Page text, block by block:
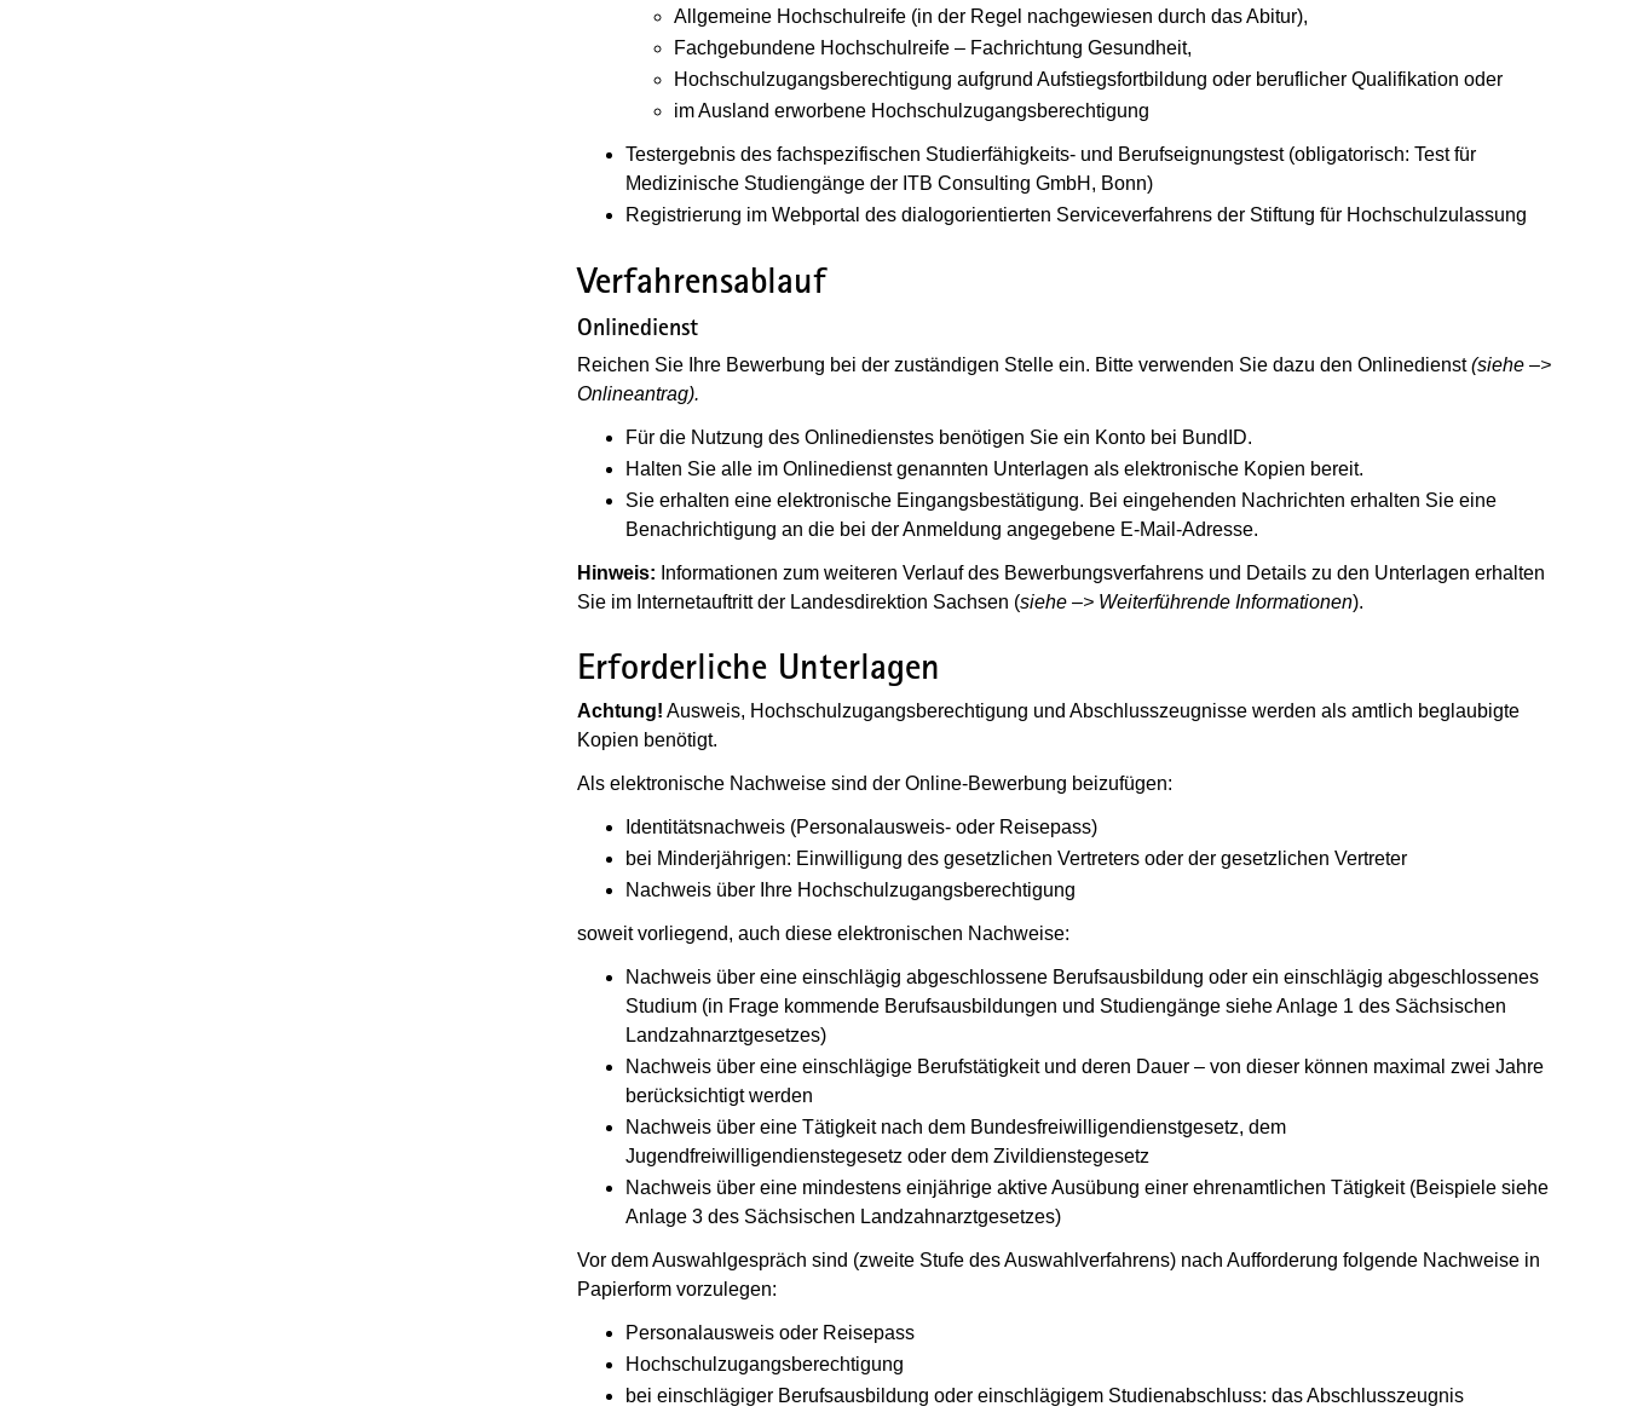
Allgemeine Hochschulreife (in der Regel nachgewiesen durch das Abitur),
Fachgebundene Hochschulreife – Fachrichtung Gesundheit,
Hochschulzugangsberechtigung aufgrund Aufstiegsfortbildung oder beruflicher Qualifikation oder
im Ausland erworbene Hochschulzugangsberechtigung
Testergebnis des fachspezifischen Studierfähigkeits- und Berufseignungstest (obligatorisch: Test für
Medizinische Studiengänge der ITB Consulting GmbH, Bonn)
Registrierung im Webportal des dialogorientierten Serviceverfahrens der Stiftung für Hochschulzulassung
Verfahrensablauf
Onlinedienst
Reichen Sie Ihre Bewerbung bei der zuständigen Stelle ein. Bitte verwenden Sie dazu den Onlinedienst(siehe –>
Onlineantrag).
Für die Nutzung des Onlinedienstes benötigen Sie ein Konto bei BundID.
Halten Sie alle im Onlinedienst genannten Unterlagen als elektronische Kopien bereit.
Sie erhalten eine elektronische Eingangsbestätigung. Bei eingehenden Nachrichten erhalten Sie eine
Benachrichtigung an die bei der Anmeldung angegebene E-Mail-Adresse.
Hinweis: Informationen zum weiteren Verlauf des Bewerbungsverfahrens und Details zu den Unterlagen erhalten
Sie im Internetauftritt der Landesdirektion Sachsen (siehe –> Weiterführende Informationen).
Erforderliche Unterlagen
Achtung! Ausweis, Hochschulzugangsberechtigung und Abschlusszeugnisse werden als amtlich beglaubigte
Kopien benötigt.
Als elektronische Nachweise sind der Online-Bewerbung beizufügen:
Identitätsnachweis (Personalausweis- oder Reisepass)
bei Minderjährigen: Einwilligung des gesetzlichen Vertreters oder der gesetzlichen Vertreter
Nachweis über Ihre Hochschulzugangsberechtigung
soweit vorliegend, auch diese elektronischen Nachweise:
Nachweis über eine einschlägig abgeschlossene Berufsausbildung oder ein einschlägig abgeschlossenes
Studium (in Frage kommende Berufsausbildungen und Studiengänge siehe Anlage 1 des Sächsischen
Landzahnarztgesetzes)
Nachweis über eine einschlägige Berufstätigkeit und deren Dauer – von dieser können maximal zwei Jahre
berücksichtigt werden
Nachweis über eine Tätigkeit nach dem Bundesfreiwilligendienstgesetz, dem
Jugendfreiwilligendienstegesetz oder dem Zivildienstegesetz
Nachweis über eine mindestens einjährige aktive Ausübung einer ehrenamtlichen Tätigkeit (Beispiele siehe
Anlage 3 des Sächsischen Landzahnarztgesetzes)
Vor dem Auswahlgespräch sind (zweite Stufe des Auswahlverfahrens) nach Aufforderung folgende Nachweise in
Papierform vorzulegen:
Personalausweis oder Reisepass
Hochschulzugangsberechtigung
bei einschlägiger Berufsausbildung oder einschlägigem Studienabschluss: das Abschlusszeugnis